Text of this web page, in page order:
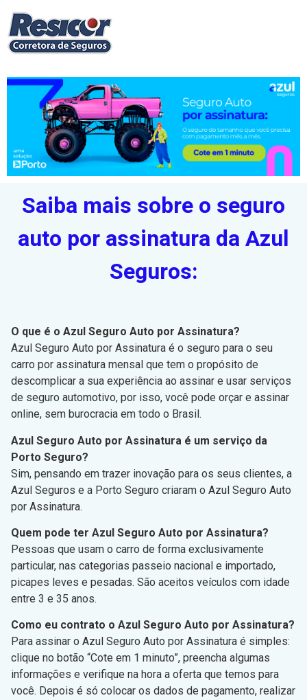
Saiba mais sobre o seguro
auto por assinatura da Azul
Seguros:
O que é o Azul Seguro Auto por Assinatura?
Azul Seguro Auto por Assinatura é o seguro para o seu
carro por assinatura mensal que tem o propósito de
descomplicar a sua experiência ao assinar e usar serviços
de seguro automotivo, por isso, você pode orçar e assinar
online, sem burocracia em todo o Brasil.
Azul Seguro Auto por Assinatura é um serviço da
Porto Seguro?
Sim, pensando em trazer inovação para os seus clientes, a
Azul Seguros e a Porto Seguro criaram o Azul Seguro Auto
por Assinatura.
Quem pode ter Azul Seguro Auto por Assinatura?
Pessoas que usam o carro de forma exclusivamente
particular, nas categorias passeio nacional e importado,
picapes leves e pesadas. São aceitos veículos com idade
entre 3 e 35 anos.
Como eu contrato o Azul Seguro Auto por Assinatura?
Para assinar o Azul Seguro Auto por Assinatura é simples:
clique no botão “Cote em 1 minuto”, preencha algumas
informações e verifique na hora a oferta que temos para
você. Depois é só colocar os dados de pagamento, realizar